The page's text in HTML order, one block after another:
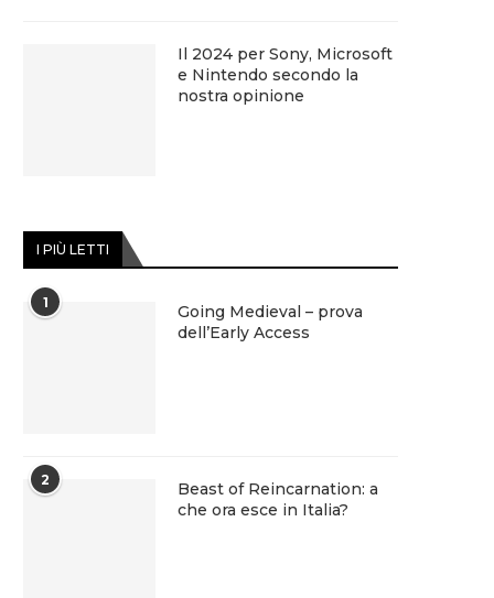
Il 2024 per Sony, Microsoft
e Nintendo secondo la
nostra opinione
I PIÙ LETTI
1
Going Medieval – prova
dell’Early Access
2
Beast of Reincarnation: a
che ora esce in Italia?